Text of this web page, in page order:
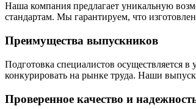
Наша компания предлагает уникальную
стандартам. Мы гарантируем, что
Преимущества выпускников
Подготовка специалистов осуществляется
конкурировать на рынке труда. Наши
Проверенное качество и